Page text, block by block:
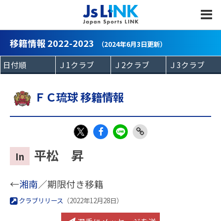
移籍情報 2022-2023 （2024年6月3日更新）
ＦＣ琉球 移籍情報
X
k
In 平松 昇
←湘南／期限付き移籍
クラブリリース （2022年12月28日）